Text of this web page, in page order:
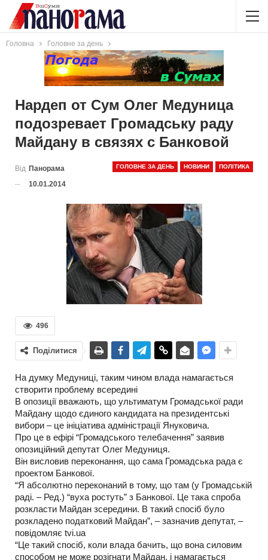
Головна Головне за день
Нардеп от Сум Олег Медуница
подозревает Громадську раду
Майдану в связях с Банковой
ГОЛОВНЕ ЗА ДЕНЬ НОВИНИ ПОЛІТИКА
Від Панорама
10.01.2014
496
Поділитися
На думку Медуниці, таким чином влада намагається
створити проблему всередині
В опозиції вважають, що ультиматум Громадської ради
Майдану щодо єдиного кандидата на президентські
вибори – це ініціатива адміністрації Януковича.
Про це в ефірі “Громадського телебачення” заявив
опозиційний депутат Олег Медуниця.
Він висловив переконання, що сама Громадська рада є
проектом Банкової.
“Я абсолютно переконаний в тому, що там (у Громадській
раді. – Ред.) “вуха ростуть” з Банкової. Це така спроба
розкласти Майдан зсередини. В такий спосіб було
розкладено податковий Майдан”, – зазначив депутат, –
повідомляє tvi.ua
“Це такий спосіб, коли влада бачить, що вона силовим
способом не може розігнати Майдан, і намагається